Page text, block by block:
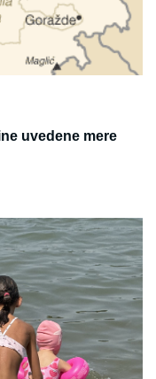
uvedene mere